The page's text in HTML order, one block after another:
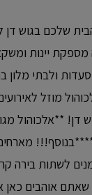
שלכם בגוש דן
מספקת יינות
ולבתי מלון
מוזל
דן! **אלכוהול
לשתות בירה
אוהבים כאן